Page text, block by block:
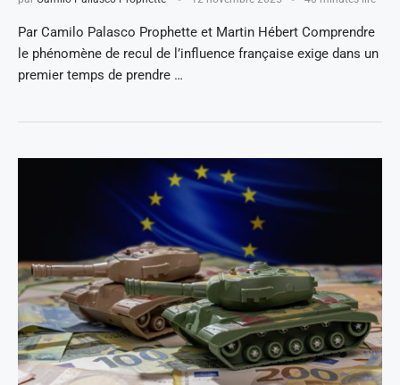
Par Camilo Palasco Prophette et Martin Hébert Comprendre
le phénomène de recul de l’influence française exige dans un
premier temps de prendre …